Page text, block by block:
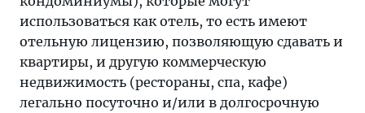
использоваться как отель, то есть имеют
отельную лицензию, позволяющую сдавать и
квартиры, и другую коммерческую
недвижимость (рестораны, спа, кафе)
легально посуточно и/или в долгосрочную